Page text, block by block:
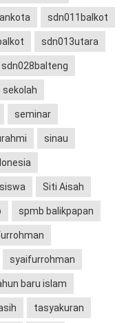
sdn011balkot
sdn013utara
sdn028balteng
sekolah
seminar
sinau
siswa Siti Aisah
spmb balikpapan
syaifurrohman
baru islam
tasyakuran